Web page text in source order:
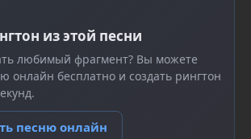
из этой песни
любимый фрагмент? Вы можете
онлайн бесплатно и создать рингтон
песню онлайн